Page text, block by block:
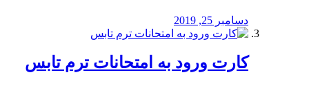
دسامبر 25, 2019
کارت ورود به امتحانات ترم تابس